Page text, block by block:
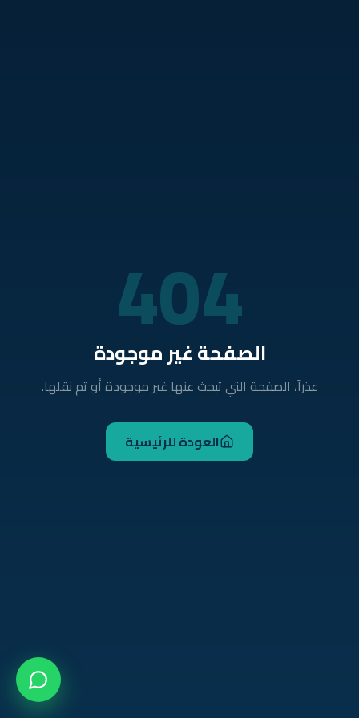
404
الصفحة غير موجودة
عذراً، الصفحة التي تبحث عنها غير موجودة أو تم نقلها.
العودة للرئيسية